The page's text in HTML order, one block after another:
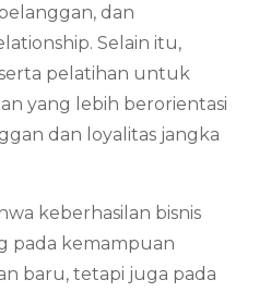
dan
Selain itu,
pelatihan untuk
yang lebih berorientasi
dan loyalitas jangka
keberhasilan bisnis
pada kemampuan
baru, tetapi juga pada